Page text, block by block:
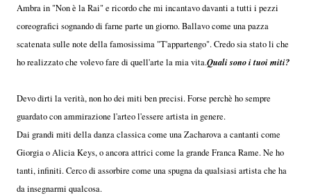
Ambra in "Non è la Rai" e ricordo che mi incantavo davanti a tutti i pezzi
coreografici sognando di farne parte un giorno. Ballavo come una pazza
scatenata sulle note della famosissima "T'appartengo". Credo sia stato li che
ho realizzato che volevo fare di quell'arte la mia vita.Quali sono i tuoi miti?
Devo dirti la verità, non ho dei miti ben precisi. Forse perchè ho sempre
guardato con ammirazione l'arteo l'essere artista in genere.
Dai grandi miti della danza classica come una Zacharova a cantanti come
Giorgia o Alicia Keys, o ancora attrici come la grande Franca Rame. Ne ho
tanti, infiniti. Cerco di assorbire come una spugna da qualsiasi artista che ha
da insegnarmi qualcosa.